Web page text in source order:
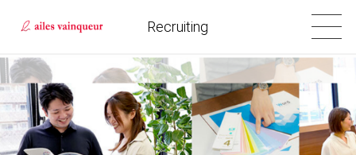
Recruiting